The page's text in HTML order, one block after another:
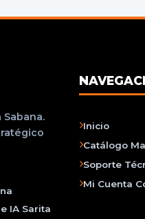
IA Sarita
Inicio
Catálogo
Soporte
Mi Cuenta